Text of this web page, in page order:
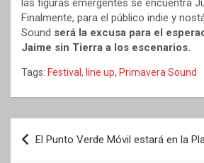
las figuras emergentes se encuentra
Finalmente, para el público indie y
Sound será la excusa para el
Jaime sin Tierra a los escenarios.
Tags: Festival, line up, Primavera Sound
Navegación
de
El Punto Verde Móvil estará en la